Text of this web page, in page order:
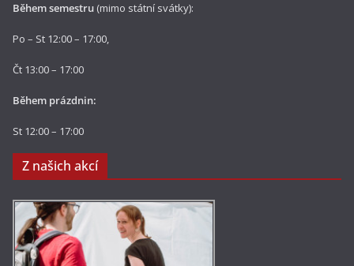
Během semestru (mimo státní svátky):
Po – St 12:00 – 17:00,
Čt 13:00 – 17:00
Během prázdnin:
St 12:00 – 17:00
Z našich akcí